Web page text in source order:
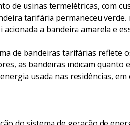
de usinas termelétricas, com
tarifária permaneceu verde,
acionada a bandeira amarela e
de bandeiras tarifárias reflete
as bandeiras indicam quanto
usada nas residências,